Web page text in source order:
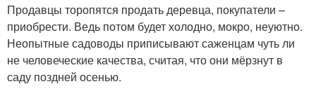
Продавцы торопятся продать деревца, покупатели –
приобрести. Ведь потом будет холодно, мокро, неуютно.
Неопытные садоводы приписывают саженцам чуть ли
не человеческие качества, считая, что они мёрзнут в
саду поздней осенью.